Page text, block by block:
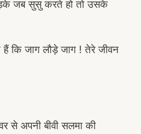
जब सुसु करते हो तो उसके
हैं कि जाग लौड़े जाग ! तेरे जीवन
से अपनी बीवी सलमा की